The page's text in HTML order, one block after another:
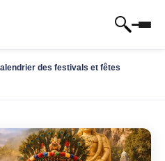
des festivals et fêtes